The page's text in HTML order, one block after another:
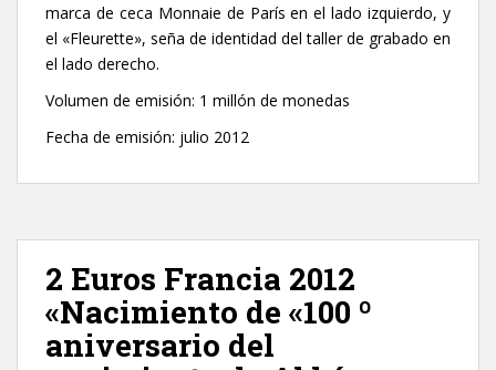
marca de ceca Monnaie de París en el lado izquierdo, y
el «Fleurette», seña de identidad del taller de grabado en
el lado derecho.
Volumen de emisión: 1 millón de monedas
Fecha de emisión: julio 2012
2 Euros Francia 2012
«Nacimiento de «100 º
aniversario del